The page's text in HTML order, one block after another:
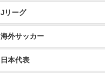
Jリーグ
海外サッカー
日本代表